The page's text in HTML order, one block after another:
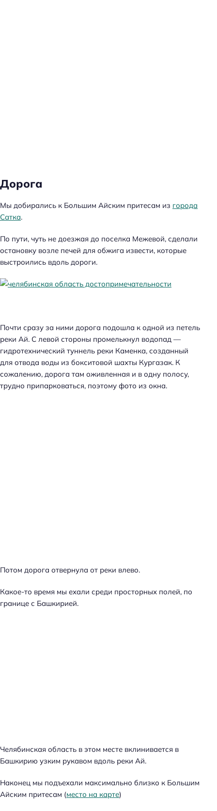
Дорога
Мы добирались к Большим Айским притесам из города
Сатка.
По пути, чуть не доезжая до поселка Межевой, сделали
остановку возле печей для обжига извести, которые
выстроились вдоль дороги.
Почти сразу за ними дорога подошла к одной из петель
реки Ай. С левой стороны промелькнул водопад —
гидротехнический туннель реки Каменка, созданный
для отвода воды из бокситовой шахты Кургазак. К
сожалению, дорога там оживленная и в одну полосу,
трудно припарковаться, поэтому фото из окна.
Потом дорога отвернула от реки влево.
Какое-то время мы ехали среди просторных полей, по
границе с Башкирией.
Челябинская область в этом месте вклинивается в
Башкирию узким рукавом вдоль реки Ай.
Наконец мы подъехали максимально близко к Большим
Айским притесам (место на карте)